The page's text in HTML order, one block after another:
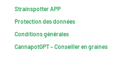
Strainspotter APP
Protection des données
Conditions générales
CannapotGPT – Conseiller en graines